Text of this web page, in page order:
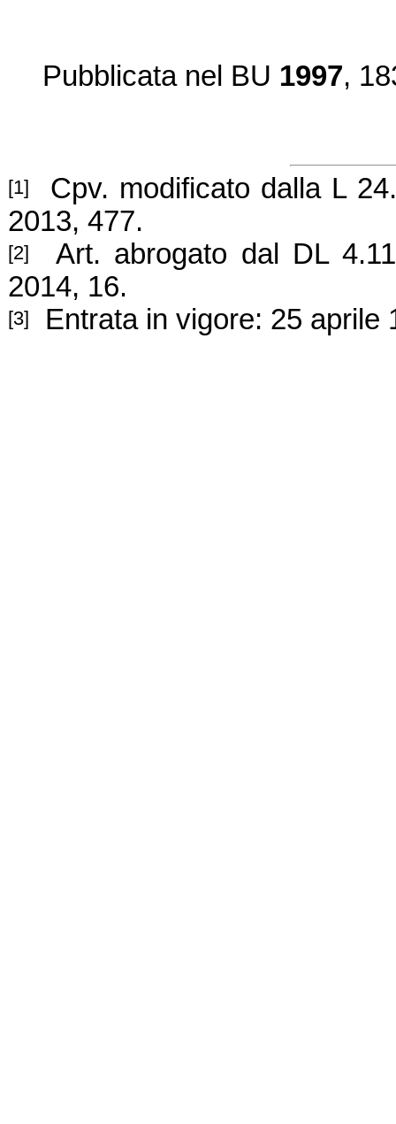
Pubblicatanel BU 1997,
[1]
Cpv. modificato dalla L
2013, 477.
[2]
Art. abrogato dal DL
2014, 16.
[3] Entrata in vigore: 25 aprile